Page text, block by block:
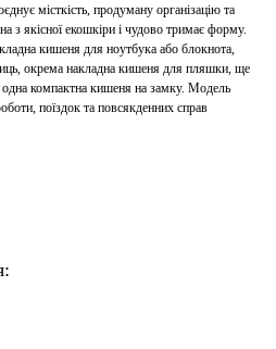
місткість, продуману організацію та
з якісної екошкіри і чудово тримає форму.
кишеня для ноутбука або блокнота,
окрема накладна кишеня для пляшки, ще
компактна кишеня на замку. Модель
поїздок та повсякденних справ